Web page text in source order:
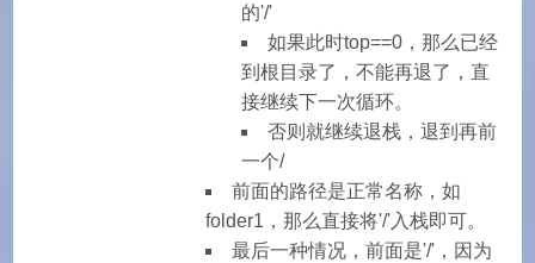
的'/'
如果此时top==0，那么已经
到根目录了，不能再退了，直
接继续下一次循环。
否则就继续退栈，退到再前
一个/
前面的路径是正常名称，如
folder1，那么直接将'/'入栈即可。
最后一种情况，前面是'/'，因为